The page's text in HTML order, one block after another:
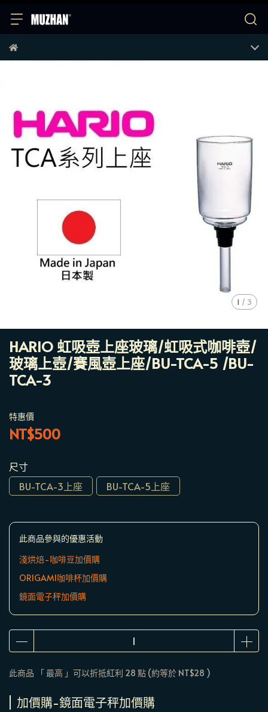
1 / 3
HARIO 虹吸壺上座玻璃/虹吸式咖啡壺/
玻璃上壺/賽風壺上座/BU-TCA-5 /BU-
TCA-3
特惠價
NT$500
尺寸
BU-TCA-3上座
BU-TCA-5上座
此商品參與的優惠活動
淺烘焙-咖啡豆加價購
ORIGAMI咖啡杯加價購
鏡面電子秤加價購
此商品 「 最高 」可以折抵紅利 28 點 (約等於 NT$28 )
加價購-鏡面電子秤加價購